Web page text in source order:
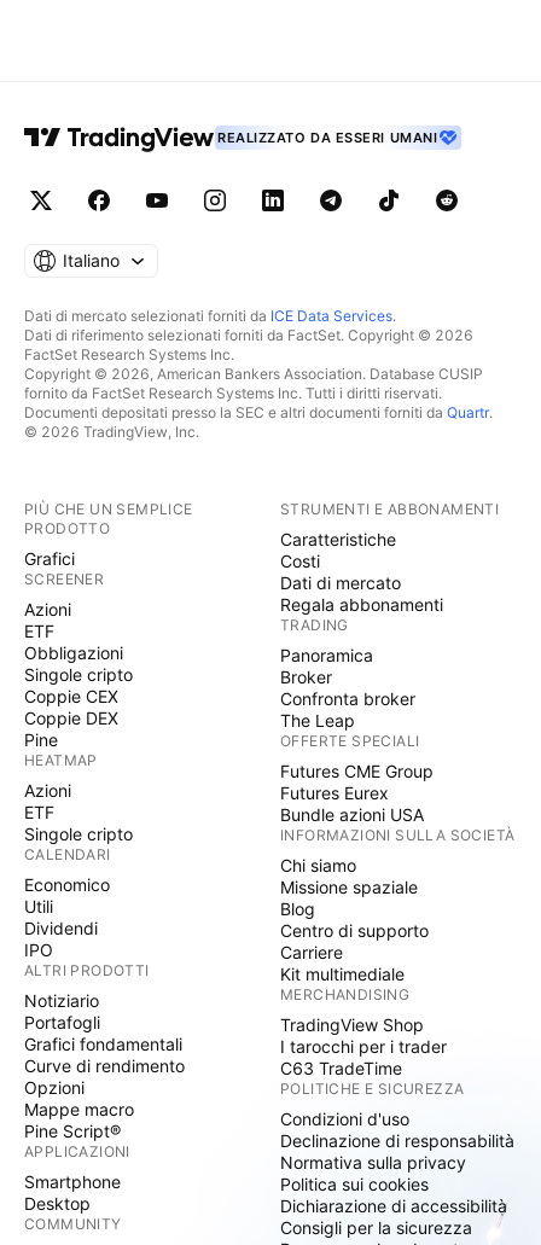
REALIZZATO DA ESSERI UMANI
Italiano
Dati di mercato selezionati forniti da ICE Data Services.
Dati di riferimento selezionati forniti da FactSet. Copyright © 2026
FactSet Research Systems Inc.
Copyright © 2026, American Bankers Association. Database CUSIP
fornito da FactSet Research Systems Inc. Tutti i diritti riservati.
Documenti depositati presso la SEC e altri documenti forniti da Quartr.
© 2026 TradingView, Inc.
PIÙ CHE UN SEMPLICE
PRODOTTO
Grafici
SCREENER
Azioni
ETF
Obbligazioni
Singole cripto
Coppie CEX
Coppie DEX
Pine
HEATMAP
Azioni
ETF
Singole cripto
CALENDARI
Economico
Utili
Dividendi
IPO
ALTRI PRODOTTI
Notiziario
Portafogli
Grafici fondamentali
Curve di rendimento
Opzioni
Mappe macro
Pine Script®
APPLICAZIONI
Smartphone
Desktop
COMMUNITY
STRUMENTI E ABBONAMENTI
Caratteristiche
Costi
Dati di mercato
Regala abbonamenti
TRADING
Panoramica
Broker
Confronta broker
The Leap
OFFERTE SPECIALI
Futures CME Group
Futures Eurex
Bundle azioni USA
INFORMAZIONI SULLA SOCIETÀ
Chi siamo
Missione spaziale
Blog
Centro di supporto
Carriere
Kit multimediale
MERCHANDISING
TradingView Shop
I tarocchi per i trader
C63 TradeTime
POLITICHE E SICUREZZA
Condizioni d'uso
Declinazione di responsabilità
Normativa sulla privacy
Politica sui cookies
Dichiarazione di accessibilità
Consigli per la sicurezza